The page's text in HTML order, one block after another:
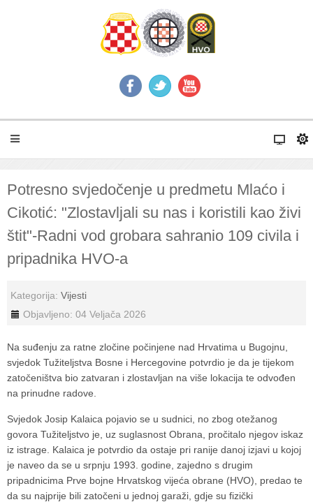
Potresno svjedočenje u predmetu Mlaćo i
Cikotić: "Zlostavljali su nas i koristili kao živi
štit"-Radni vod grobara sahranio 109 civila i
pripadnika HVO-a
Kategorija: Vijesti
Objavljeno: 04 Veljača 2026
Na suđenju za ratne zločine počinjene nad Hrvatima u Bugojnu,
svjedok Tužiteljstva Bosne i Hercegovine potvrdio je da je tijekom
zatočeništva bio zatvaran i zlostavljan na više lokacija te odvođen
na prinudne radove.
Svjedok Josip Kalaica pojavio se u sudnici, no zbog otežanog
govora Tužiteljstvo je, uz suglasnost Obrana, pročitalo njegov iskaz
iz istrage. Kalaica je potvrdio da ostaje pri ranije danoj izjavi u kojoj
je naveo da se u srpnju 1993. godine, zajedno s drugim
pripadnicima Prve bojne Hrvatskog vijeća obrane (HVO), predao te
da su najprije bili zatočeni u jednoj garaži, gdje su fizički